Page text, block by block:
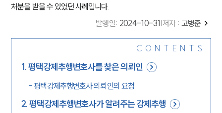
처분을 받을 수 있었던 사례입니다.
발행일: 2024-10-31 저자 : 고병준
CONTENTS
1.평택강제추행변호사를 찾은 의뢰인
- 평택강제추행변호사 의뢰인의 요청
2.평택강제추행변호사가 알려주는 강제추행